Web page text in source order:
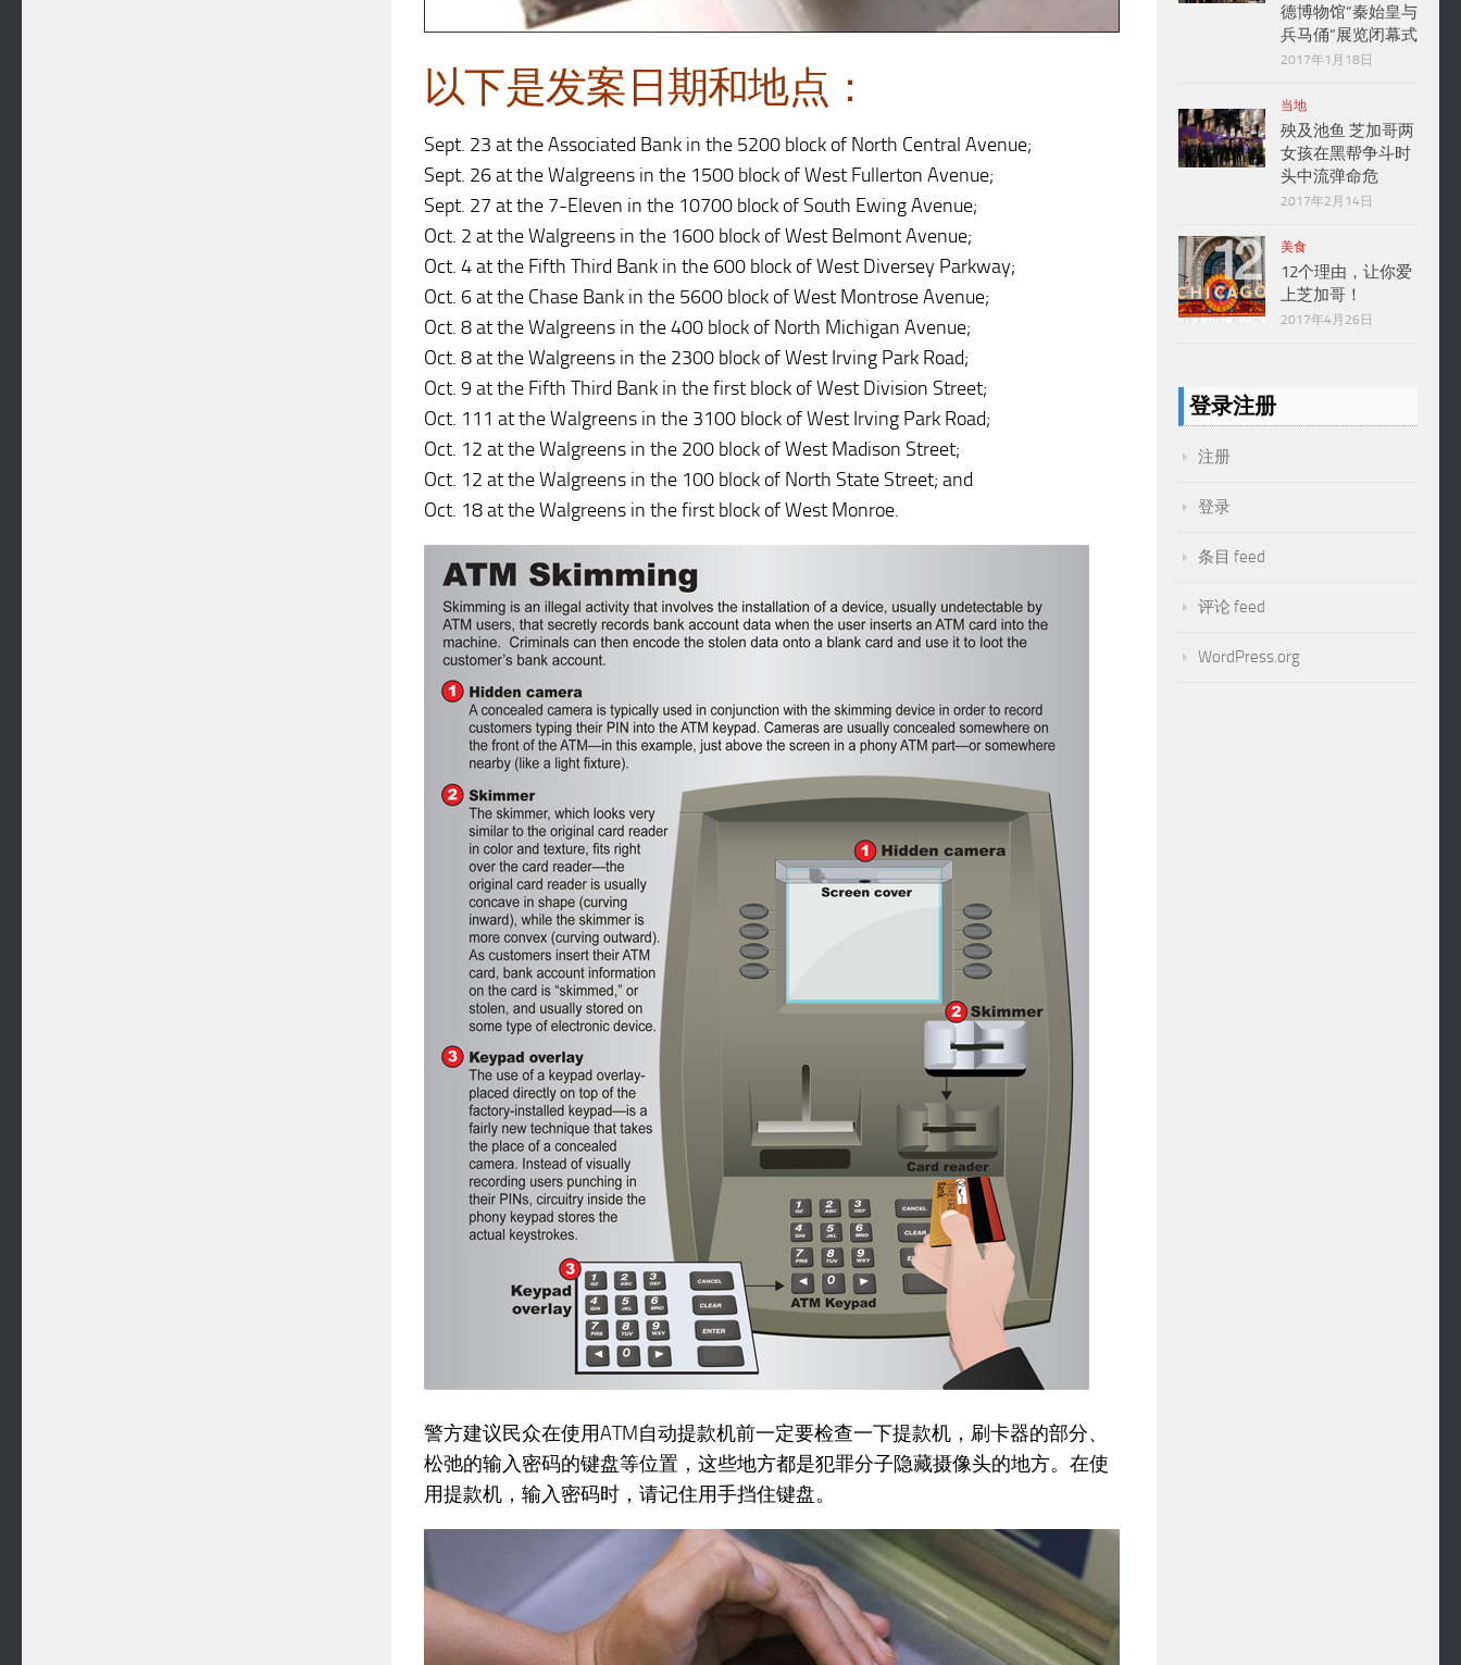
以下是发案日期和地点：
Sept. 23 at the Associated Bank in the 5200 block of North Central Avenue;
Sept. 26 at the Walgreens in the 1500 block of West Fullerton Avenue;
Sept. 27 at the 7-Eleven in the 10700 block of South Ewing Avenue;
Oct. 2 at the Walgreens in the 1600 block of West Belmont Avenue;
Oct. 4 at the Fifth Third Bank in the 600 block of West Diversey Parkway;
Oct. 6 at the Chase Bank in the 5600 block of West Montrose Avenue;
Oct. 8 at the Walgreens in the 400 block of North Michigan Avenue;
Oct. 8 at the Walgreens in the 2300 block of West Irving Park Road;
Oct. 9 at the Fifth Third Bank in the first block of West Division Street;
Oct. 111 at the Walgreens in the 3100 block of West Irving Park Road;
Oct. 12 at the Walgreens in the 200 block of West Madison Street;
Oct. 12 at the Walgreens in the 100 block of North State Street; and
Oct. 18 at the Walgreens in the first block of West Monroe.
警方建议民众在使用ATM自动提款机前一定要检查一下提款机，刷卡器的部分、
松弛的输入密码的键盘等位置，这些地方都是犯罪分子隐藏摄像头的地方。在使
用提款机，输入密码时，请记住用手挡住键盘。
德博物馆“秦始皇与
兵马俑”展览闭幕式
2017年1月18日
当地
殃及池鱼 芝加哥两
女孩在黑帮争斗时
头中流弹命危
2017年2月14日
美食
12个理由，让你爱
上芝加哥！
2017年4月26日
登录注册
注册
登录
条目 feed
评论 feed
WordPress.org